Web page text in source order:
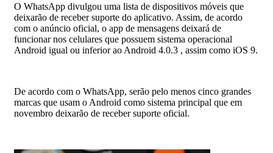
O WhatsApp divulgou uma lista de dispositivos móveis que
deixarão de receber suporte do aplicativo. Assim, de acordo
com o anúncio oficial, o app de mensagens deixará de
funcionar nos celulares que possuem sistema operacional
Android igual ou inferior ao Android 4.0.3 , assim como iOS 9.
De acordo com o WhatsApp, serão pelo menos cinco grandes
marcas que usam o Android como sistema principal que em
novembro deixarão de receber suporte oficial.